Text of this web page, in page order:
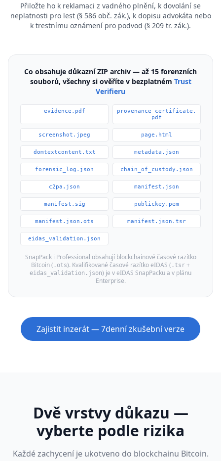
Přiložte ho k reklamaci z vadného plnění, k dovolání se
neplatnosti pro lest (§ 586 obč. zák.), k dopisu advokáta nebo
k trestnímu oznámení pro podvod (§ 209 tr. zák.).
Co obsahuje důkazní ZIP archiv — až 15 forenzních
souborů, všechny si ověříte v bezplatném Trust
Verifieru
evidence.pdf
provenance_certificate.
pdf
screenshot.jpeg page.html
domtextcontent.txt metadata.json
forensic_log.json chain_of_custody.json
c2pa.json manifest.json
manifest.sig publickey.pem
manifest.json.ots manifest.json.tsr
eidas_validation.json
SnapPack i Professional obsahují blockchainové časové razítko
Bitcoin ( .ots). Kvalifikované časové razítko eIDAS ( .tsr +
eidas_validation.json) je v eIDAS SnapPacku a v plánu
Enterprise.
Zajistit inzerát — 7denní zkušební verze
Dvě vrstvy důkazu —
vyberte podle rizika
Každé zachycení je ukotveno do blockchainu Bitcoin.